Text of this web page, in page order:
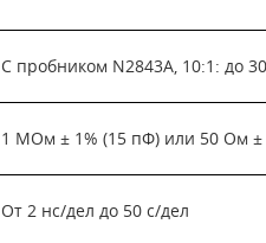
С пробником N2843A, 10:1: до
1 MОм ± 1% (15 пФ) или 50 Ом ±
От 2 нс/дел до 50 с/дел